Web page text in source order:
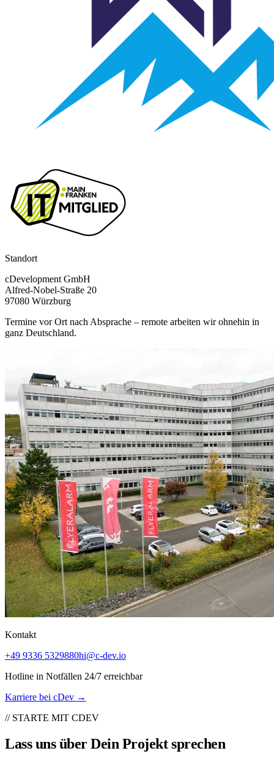
Standort
cDevelopment GmbH
Alfred-Nobel-Straße 20
97080 Würzburg
Termine vor Ort nach Absprache – remote arbeiten wir ohnehin in
ganz Deutschland.
Kontakt
+49 9336 5329880hi@c-dev.io
Hotline in Notfällen 24/7 erreichbar
Karriere bei cDev →
// STARTE MIT CDEV
Lass uns über Dein Projekt sprechen